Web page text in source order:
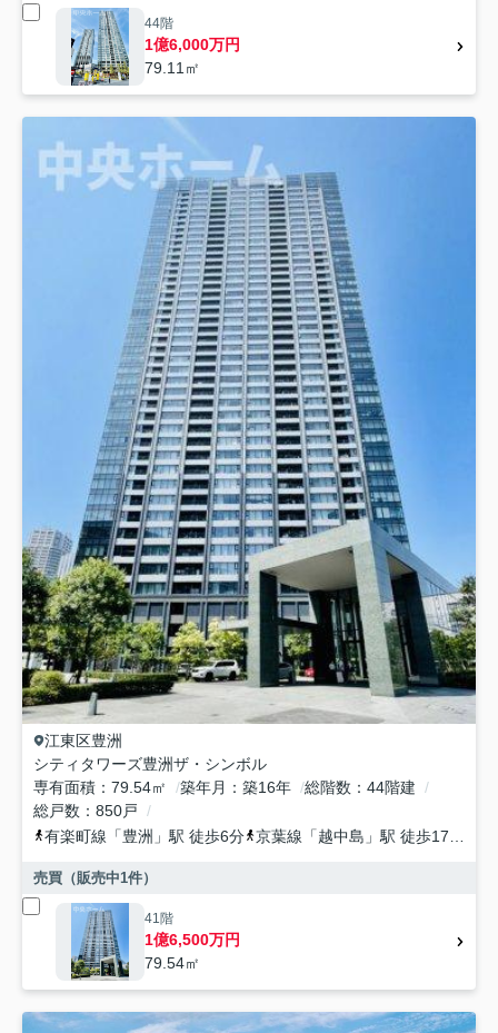
44階
1億6,000万円
79.11㎡
江東区豊洲
シティタワーズ豊洲ザ・シンボル
専有面積
79.54㎡ 築年月 築16年 総階数
44階建
総戸数
850戸
有楽町線 「豊洲 」駅 徒歩6分 京葉線 「越中島 」駅 徒歩17分
売買（販売中1件）
41階
1億6,500万円
79.54㎡